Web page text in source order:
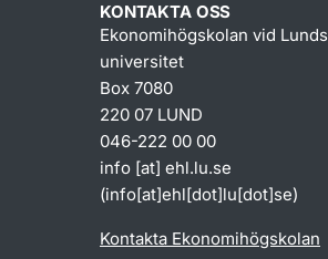
KONTAKTA OSS
Ekonomihögskolan vid Lunds
universitet
Box 7080
220 07 LUND
046-222 00 00
info [at] ehl.lu.se
(info[at]ehl[dot]lu[dot]se)
Kontakta Ekonomihögskolan